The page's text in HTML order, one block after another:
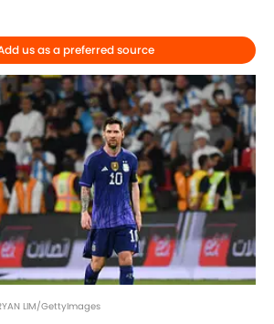
us as a preferred source
LIM/GettyImages